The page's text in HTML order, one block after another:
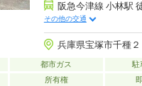
阪急今津線 小林駅
その他の交通
兵庫県宝塚市千種２
都市ガス
駐
所有権